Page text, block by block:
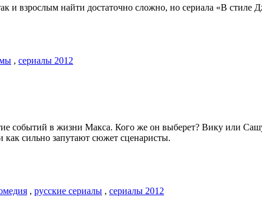
и взрослым найти достаточно сложно, но сериала «В стиле
, сериалы 2012
событий в жизни Макса. Кого же он выберет? Вику или
как сильно запутают сюжет сценаристы.
, русские сериалы , сериалы 2012